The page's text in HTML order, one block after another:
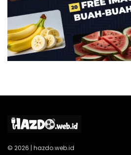
© 2026 | hazdo.web.id